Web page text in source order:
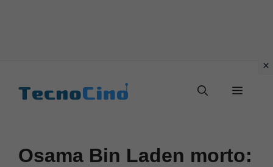
Menu
Osama Bin Laden morto: